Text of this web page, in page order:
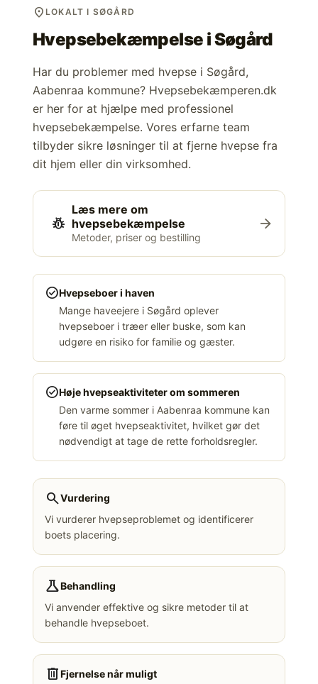
location_on LOKALT I SØGÅRD
Hvepsebekæmpelse iSøgård
Har du problemer med hvepse i Søgård,
Aabenraa kommune? Hvepsebekæmperen.dk
er her for at hjælpe med professionel
hvepsebekæmpelse. Vores erfarne team
tilbyder sikre løsninger til at fjerne hvepse fra
dit hjem eller din virksomhed.
pest_control
Læs mere om
hvepsebekæmpelse
Metoder, priser og bestilling
arrow_forward
check_circleHvepseboer i haven
Mange haveejere i Søgård oplever
hvepseboer i træer eller buske, som kan
udgøre en risiko for familie og gæster.
check_circleHøje hvepseaktiviteter om sommeren
Den varme sommer i Aabenraa kommune kan
føre til øget hvepseaktivitet, hvilket gør det
nødvendigt at tage de rette forholdsregler.
searchVurdering
Vi vurderer hvepseproblemet og identificerer
boets placering.
scienceBehandling
Vi anvender effektive og sikre metoder til at
behandle hvepseboet.
deleteFjernelse når muligt